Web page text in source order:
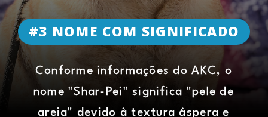
Conforme informações do AKC, o
nome "Shar-Pei" significa "pele de
areia" devido à textura áspera e
#3 NOME COM SIGNIFICADO